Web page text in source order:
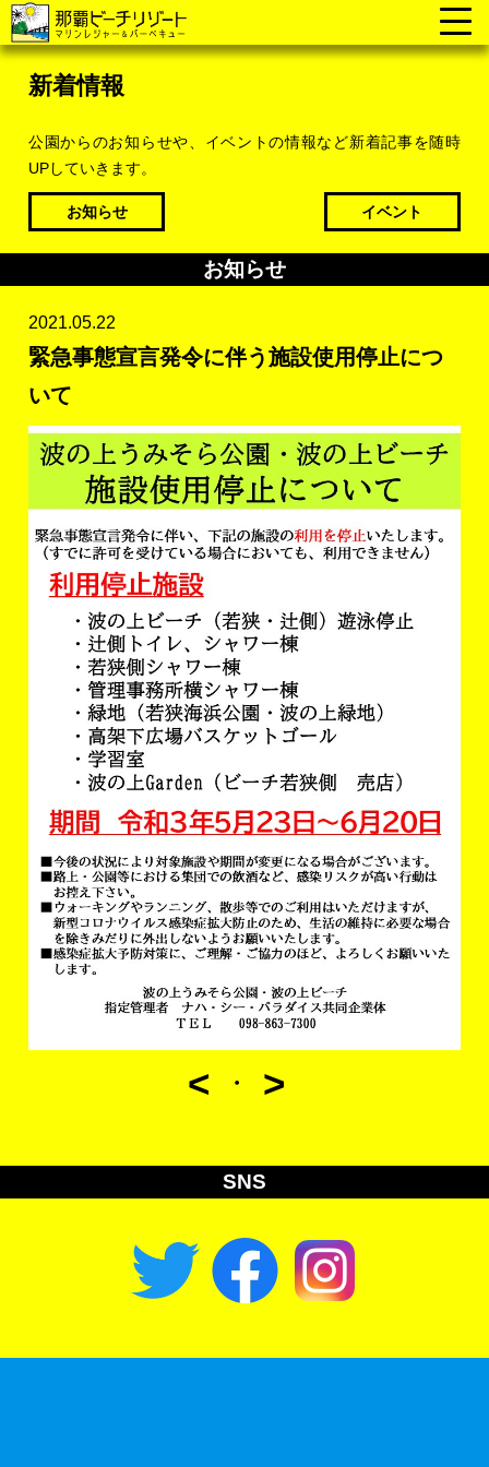
新着情報
公園からのお知らせや、イベントの情報など新着記事を随時
UPしていきます。
お知らせ イベント
お知らせ
2021.05.22
緊急事態宣言発令に伴う施設使用停止につ
いて
< ・ >
SNS